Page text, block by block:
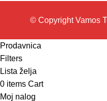
© Copyright Vamos
Prodavnica
Filters
Lista želja
0 items Cart
Moj nalog